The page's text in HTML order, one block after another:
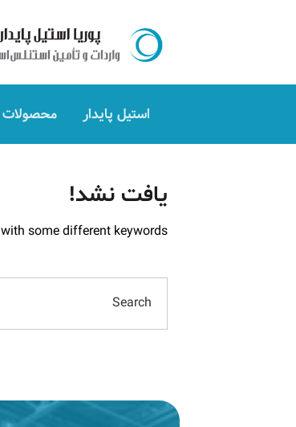
استیل پایدار محصولات
یافت نشد!
some different keywords.